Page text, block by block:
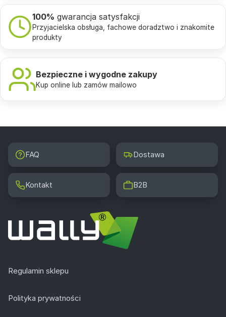
100% gwarancja satysfakcji
Przyjacielska obsługa, fachowe doradztwo i znakomite
produkty
Bezpieczne i wygodne zakupy
Kup online lub zamów mailowo
FAQ Dostawa
Kontakt B2B
Regulamin sklepu
Polityka prywatności